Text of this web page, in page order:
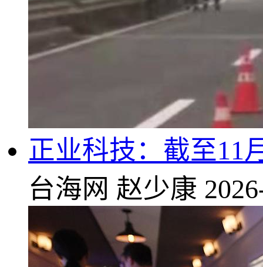
正业科技：截至11
台海网 赵少康